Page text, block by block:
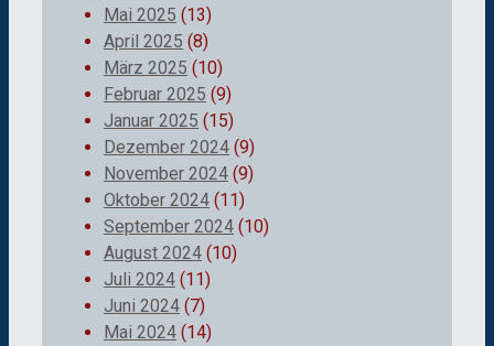
Mai 2025 (13)
April 2025 (8)
März 2025 (10)
Februar 2025 (9)
Januar 2025 (15)
Dezember 2024 (9)
November 2024 (9)
Oktober 2024 (11)
September 2024 (10)
August 2024 (10)
Juli 2024 (11)
Juni 2024 (7)
Mai 2024 (14)